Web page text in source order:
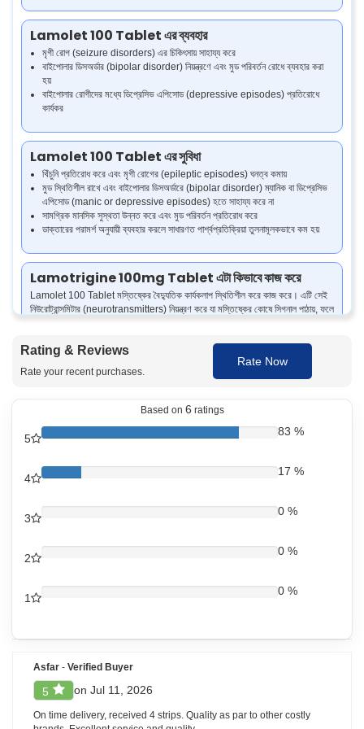
Lamolet 100 Tablet এর ব্যবহার
মৃগী রোগ (seizure disorders) এর চিকিৎসায় সাহায্য করে
বাইপোলার ডিসঅর্ডার (bipolar disorder) নিয়ন্ত্রণে এবং মুড পরিবর্তন রোধে ব্যবহার করা
হয়
বাইপোলার রোগীদের মধ্যে ডিপ্রেসিভ এপিসোড (depressive episodes) প্রতিরোধে
কার্যকর
Lamolet 100 Tablet এর সুবিধা
খিঁচুনি প্রতিরোধ করে এবং মৃগী রোগের (epileptic episodes) ঘনত্ব কমায়
মুড স্থিতিশীল রাখে এবং বাইপোলার ডিসঅর্ডারে (bipolar disorder) ম্যানিক বা ডিপ্রেসিভ
এপিসোড (manic or depressive episodes) হতে সাহায্য করে না
সামগ্রিক মানসিক সুস্থতা উন্নত করে এবং মুড পরিবর্তন প্রতিরোধ করে
ডাক্তারের পরামর্শ অনুযায়ী ব্যবহার করলে সাধারণত পার্শ্বপ্রতিক্রিয়া তুলনামূলকভাবে কম হয়
Lamotrigine 100mg Tablet এটা কিভাবে কাজ করে
Lamolet 100 Tablet মস্তিষ্কের বৈদ্যুতিক কার্যকলাপ স্থিতিশীল করে কাজ করে। এটি সেই
নিউরোট্রান্সমিটার (neurotransmitters) নিয়ন্ত্রণ করে যা মস্তিষ্কের কোষে সিগনাল পাঠায়, ফলে
Lamotrigine 100mg Tablet কিভাবে ব্যবহার করতে হয়
বা দুবার, খাবারসহ বা খাবার ছাড়াও খাওয়া যেতে পারে। একটি গ্লাস পানি দিয়ে ট্যাবলেটটি সম্পূর্ণ গিলে
ফেলুন। চিবাবেন না বা ভেঙে খাবেন না। আপনার অবস্থার উপর ভিত্তি করে ডোজ পরিবর্তিত হতে
পারে, তাই আপনার স্বাস্থ্যসেবা প্রদানকারীর নির্দেশনা মেনে চলুন।
সাধারণ পার্শ্বপ্রতিক্রিয়া: মাথা ঘোরা, মাথাব্যথা, বমি বমি ভাব, ঘুমের সমস্যা
Lamolet 100 Tablet থেকে নিরাপত্তা পরামর্শ
এই ওষুধ সেবনের সময় অ্যালকোহল (alcohol) এড়িয়ে চলুন, কারণ এতে পার্শ্বপ্রতিক্রিয়া
বাড়তে পারে
চিকিৎসার সময় আপনার অগ্রগতি দেখার জন্য নিয়মিত রক্ত পরীক্ষা লাগতে পারে
Rating & Reviews
Rate your recent purchases.
Rate Now
Based on 6 ratings
5
83 %
4
17 %
3
0 %
2
0 %
1
0 %
Asfar - Verified Buyer
5 on Jul 11, 2026
On time delivery, received 4 strips. Quality as par to other costly